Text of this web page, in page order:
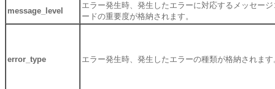
message_level
エラー発生時、発生したエラーに対応するメッセージ
ードの重要度が格納されます。
error_type エラー発生時、発生したエラーの種類が格納されます